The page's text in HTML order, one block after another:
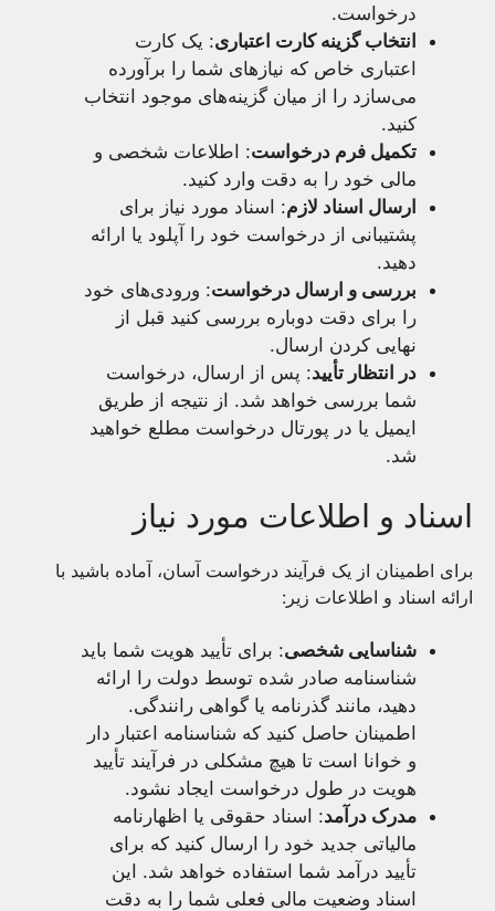
درخواست.
انتخاب گزینه کارت اعتباری: یک کارت
اعتباری خاص که نیاز‌های شما را برآورده
می‌سازد را از میان گزینه‌های موجود انتخاب
کنید.
تکمیل فرم درخواست: اطلاعات شخصی و
مالی خود را به دقت وارد کنید.
ارسال اسناد لازم: اسناد مورد نیاز برای
پشتیبانی از درخواست خود را آپلود یا ارائه
دهید.
بررسی و ارسال درخواست: ورودی‌های خود
را برای دقت دوباره بررسی کنید قبل از
نهایی کردن ارسال.
در انتظار تأیید: پس از ارسال، درخواست
شما بررسی خواهد شد. از نتیجه از طریق
ایمیل یا در پورتال درخواست مطلع خواهید
شد.
اسناد و اطلاعات مورد نیاز
برای اطمینان از یک فرآیند درخواست آسان، آماده باشید با
ارائه اسناد و اطلاعات زیر:
شناسایی شخصی: برای تأیید هویت شما باید
شناسنامه صادر شده توسط دولت را ارائه
دهید، مانند گذرنامه یا گواهی رانندگی.
اطمینان حاصل کنید که شناسنامه اعتبار دار
و خوانا است تا هیچ مشکلی در فرآیند تأیید
هویت در طول درخواست ایجاد نشود.
مدرک درآمد: اسناد حقوقی یا اظهارنامه
مالیاتی جدید خود را ارسال کنید که برای
تأیید درآمد شما استفاده خواهد شد. این
اسناد وضعیت مالی فعلی شما را به دقت